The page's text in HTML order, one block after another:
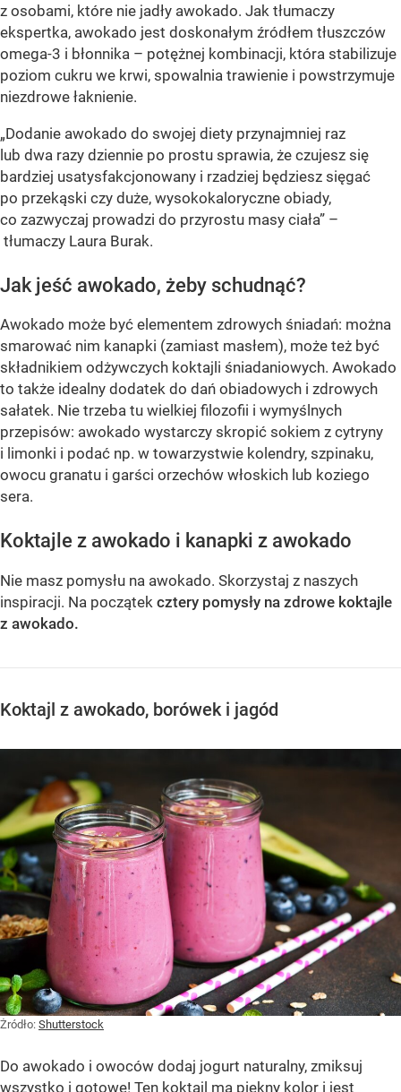
z osobami, które nie jadły awokado. Jak tłumaczy
ekspertka, awokado jest doskonałym źródłem tłuszczów
omega-3 i błonnika – potężnej kombinacji, która stabilizuje
poziom cukru we krwi, spowalnia trawienie i powstrzymuje
niezdrowe łaknienie.
„Dodanie awokado do swojej diety przynajmniej raz
lub dwa razy dziennie po prostu sprawia, że czujesz się
bardziej usatysfakcjonowany i rzadziej będziesz sięgać
po przekąski czy duże, wysokokaloryczne obiady,
co zazwyczaj prowadzi do przyrostu masy ciała” –
tłumaczy Laura Burak.
Jak jeść awokado, żeby schudnąć?
Awokado może być elementem zdrowych śniadań: można
smarować nim kanapki (zamiast masłem), może też być
składnikiem odżywczych koktajli śniadaniowych. Awokado
to także idealny dodatek do dań obiadowych i zdrowych
sałatek. Nie trzeba tu wielkiej filozofii i wymyślnych
przepisów: awokado wystarczy skropić sokiem z cytryny
i limonki i podać np. w towarzystwie kolendry, szpinaku,
owocu granatu i garści orzechów włoskich lub koziego
sera.
Koktajle z awokado i kanapki z awokado
Nie masz pomysłu na awokado. Skorzystaj z naszych
inspiracji. Na początek cztery pomysły na zdrowe koktajle
z awokado.
Koktajl z awokado, borówek i jagód
Żródło: Shutterstock
Do awokado i owoców dodaj jogurt naturalny, zmiksuj
wszystko i gotowe! Ten koktajl ma piękny kolor i jest